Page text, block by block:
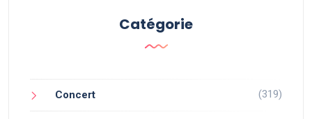
Catégorie
Concert (319)